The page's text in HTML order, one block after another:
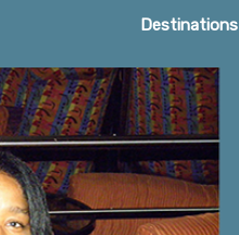
Destinations